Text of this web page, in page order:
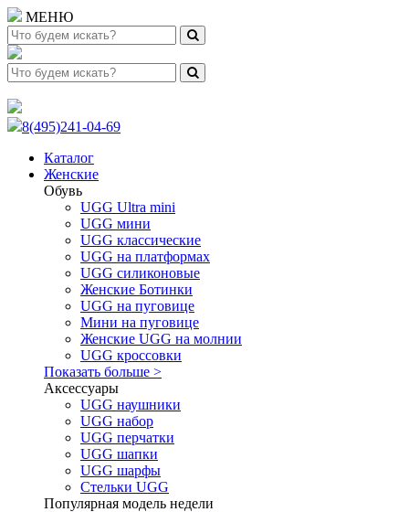
МЕНЮ
8(495)241-04-69
Каталог
Женские
Обувь
UGG Ultra mini
UGG мини
UGG классические
UGG на платформах
UGG силиконовые
Женские Ботинки
UGG на пуговице
Мини на пуговице
Женские UGG на молнии
UGG кроссовки
Показать больше >
Аксессуары
UGG наушники
UGG набор
UGG перчатки
UGG шапки
UGG шарфы
Стельки UGG
Популярная модель недели